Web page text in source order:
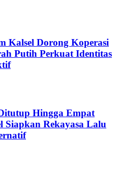
Kalsel Dorong Koperasi
Putih Perkuat Identitas
Hingga Empat
Siapkan Rekayasa Lalu